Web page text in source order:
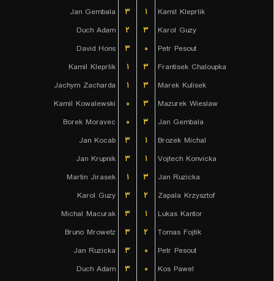
Jan Gembala
۳ ۱
Kamil Kleprlik
Duch Adam
۲ ۳
Karol Guzy
David Hons
۳ ۰
Petr Pesout
Kamil Kleprlik
۱ ۳
Frantisek Chaloupka
Jachym Zacharda
۱ ۳
Marek Kulisek
Kamil Kowalewski
۰ ۳
Mazurek Wieslaw
Borek Moravec
۰ ۳
Jan Gembala
Jan Kocab
۳ ۱
Brozek Michal
Jan Krupnik
۳ ۱
Vojtech Konvicka
Martin Jirasek
۱ ۳
Jan Ruzicka
Karol Guzy
۳ ۲
Zapala Krzysztof
Michal Macurak
۳ ۱
Lukas Kantor
Bruno Mrowetz
۳ ۲
Tomas Fojtik
Jan Ruzicka
۳ ۰
Petr Pesout
Duch Adam
۳ ۰
Kos Pawel